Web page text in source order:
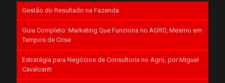
Gestão do Resultado na Fazenda
Guia Completo: Marketing Que Funciona no AGRO, Mesmo em
Tempos de Crise
Estratégia para Negócios de Consultoria no Agro, por Miguel
Cavalcanti